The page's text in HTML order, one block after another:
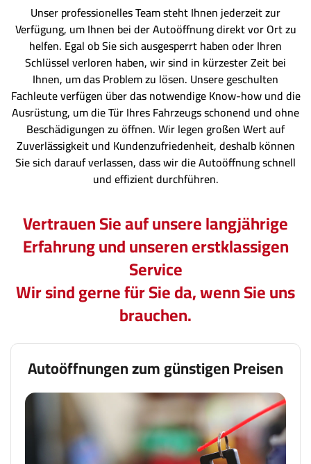
Unser professionelles Team steht Ihnen jederzeit zur
Verfügung, um Ihnen bei der Autoöffnung direkt vor Ort zu
helfen. Egal ob Sie sich ausgesperrt haben oder Ihren
Schlüssel verloren haben, wir sind in kürzester Zeit bei
Ihnen, um das Problem zu lösen. Unsere geschulten
Fachleute verfügen über das notwendige Know-how und die
Ausrüstung, um die Tür Ihres Fahrzeugs schonend und ohne
Beschädigungen zu öffnen. Wir legen großen Wert auf
Zuverlässigkeit und Kundenzufriedenheit, deshalb können
Sie sich darauf verlassen, dass wir die Autoöffnung schnell
und effizient durchführen.
Vertrauen Sie auf unsere langjährige
Erfahrung und unseren erstklassigen
Service
Wir sind gerne für Sie da, wenn Sie uns
brauchen.
Autoöffnungen zum günstigen Preisen